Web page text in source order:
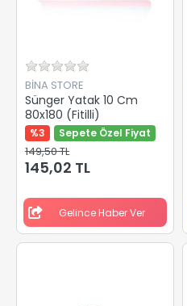
BİNA STORE
Sünger Yatak 10 Cm
80x180 (Fitilli)
%3 Sepete Özel Fiyat
149,50 TL
145,02 TL
Gelince Haber Ver